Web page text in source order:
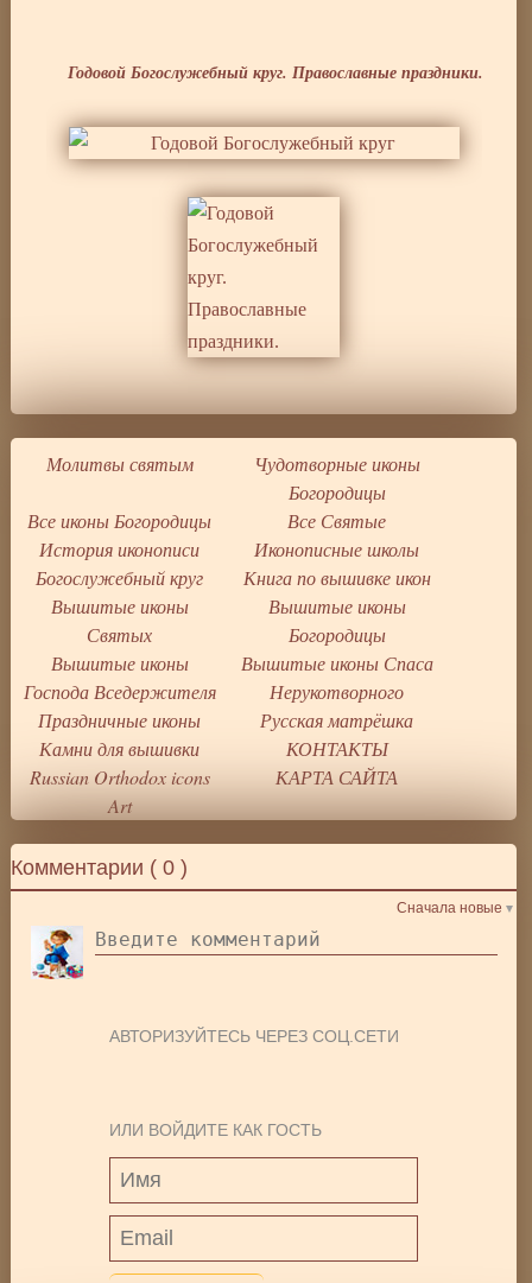
Годовой Богослужебный круг. Православные праздники.
Комментарии (0 )
Сначала новые
АВТОРИЗУЙТЕСЬ ЧЕРЕЗ СОЦ.СЕТИ
ИЛИ ВОЙДИТЕ КАК ГОСТЬ
Молитвы святым
Чудотворные иконы
Богородицы
Все иконы Богородицы
Все Святые
История иконописи
Иконописные школы
Богослужебный круг
Книга по вышивке икон
Вышитые иконы
Святых
Вышитые иконы
Богородицы
Вышитые иконы
Господа Вседержителя
Вышитые иконы Спаса
Нерукотворного
Праздничные иконы
Русская матрёшка
Камни для вышивки
КОНТАКТЫ
Russian Orthodox icons
Art
КАРТА САЙТА